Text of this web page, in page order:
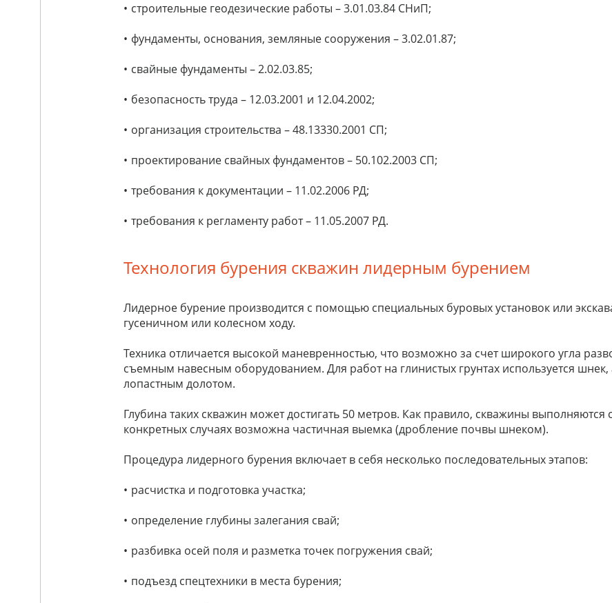
строительные геодезические работы – 3.01.03.84 СНиП;
фундаменты, основания, земляные сооружения – 3.02.01.87;
свайные фундаменты – 2.02.03.85;
безопасность труда – 12.03.2001 и 12.04.2002;
организация строительства – 48.13330.2001 СП;
проектирование свайных фундаментов – 50.102.2003 СП;
требования кдокументации – 11.02.2006 РД;
требования к регламенту работ – 11.05.2007 РД.
Технология бурения скважин лидерным бурением
Лидерное бурение производится с помощью специальных буровых установок или
гусеничном или колесном ходу.
Техника отличается высокой маневренностью, что возможно за счет широкого угла
съемным навесным оборудованием. Для работ на глинистых грунтах используется
лопастным долотом.
Глубина таких скважин может достигать 50 метров. Как правило, скважины
конкретных случаях возможна частичная выемка (дробление почвы шнеком).
Процедура лидерного бурения включает в себя несколько последовательных этапов:
расчистка и подготовка участка;
определение глубины залегания свай;
разбивка осей поля и разметка точек погружения свай;
подъезд спецтехники в места бурения;